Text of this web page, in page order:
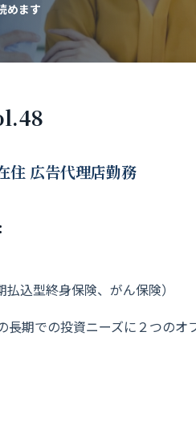
めます
広告代理店勤務
込型終身保険、がん保険）
長期での投資ニーズに２つのオ